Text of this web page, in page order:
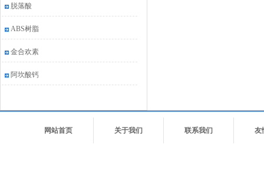
脱落酸
ABS树脂
金合欢素
阿坎酸钙
网站首页 关于我们 联系我们 友